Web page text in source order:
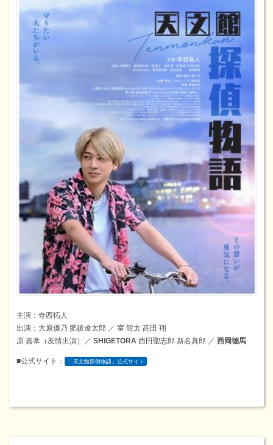
主演：寺西拓人
出演：大原優乃 肥後遼太郎 ／ 室 龍太 高田 翔
原 嘉孝（友情出演）／ SHIGETORA 西田聖志郎 新名真郎 ／ 西岡德馬
■公式サイト： 「天文館探偵物語」公式サイト